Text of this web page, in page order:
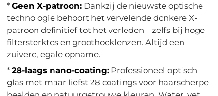
*Geen X-patroon: Dankzij de nieuwste optische
technologie behoort het vervelende donkere X-
patroon definitief tot het verleden – zelfs bij hoge
filtersterktes en groothoeklenzen. Altijd een
zuivere, egale opname.
*28-laags nano-coating: Professioneel optisch
glas met maar liefst 28 coatings voor haarscherpe